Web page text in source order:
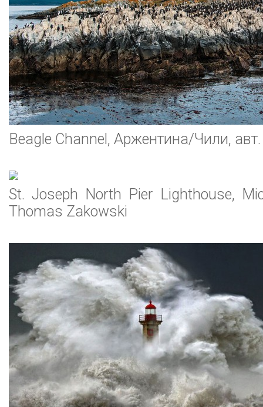
Beagle Channel, Аржентина/Чили,
St. Joseph North Pier Lighthouse,
Thomas Zakowski